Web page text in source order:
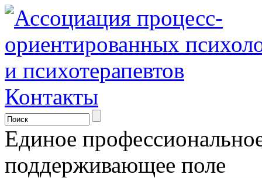
Контакты
Единое
поддерживающее поле